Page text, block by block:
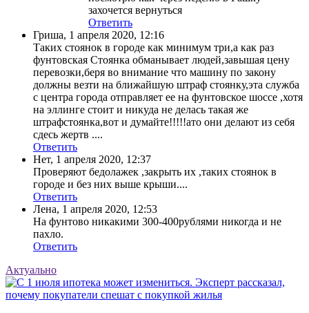
захочется вернуться
Ответить
Гриша, 1 апреля 2020, 12:16
Таких стоянок в городе как минимум три,а как раз
фунтовская Стоянка обманывает людей,завышая цену
перевозки,беря во внимание что машину по закону
должны везти на ближайшую штраф стоянку,эта служба
с центра города отправляет ее на фунтовское шоссе ,хотя
на эллинге стоит и никуда не делась такая же
штрафстоянка,вот и думайте!!!!!ато они делают из себя
сдесь жертв ....
Ответить
Нет, 1 апреля 2020, 12:37
Проверяют бедолажек ,закрыть их ,таких стоянок в
городе и без них выше крыши....
Ответить
Лена, 1 апреля 2020, 12:53
На фунтово никакими 300-400рублями никогда и не
пахло.
Ответить
Актуально